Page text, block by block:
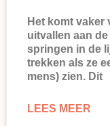
Het komt
uitvallen aan
springen in de
trekken als ze
mens) zien. Dit
LEES MEER